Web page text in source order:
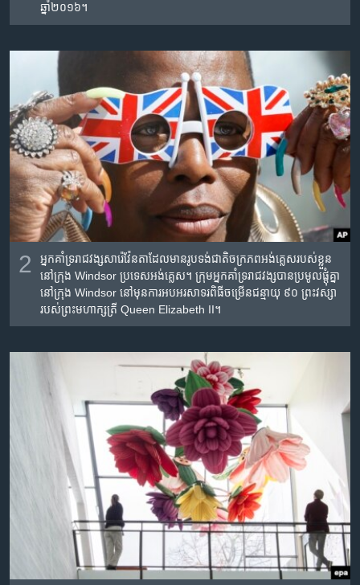
ឆ្នាំ​២០១៦។
2
អ្នកគាំទ្រ​រាជវង្ស​សារ៉េ​វ៉ែនតា​ដែល​មាន​រូបទង់ជាតិ​ចក្រភព​អង់គ្លេស​របស់​ខ្លួន​
នៅ​ក្រុង​ Windsor ប្រទេស​អង់គ្លេស។ ក្រុម​អ្នក​គាំទ្រ​រាជវង្ស​បាន​ប្រមូលផ្តុំគ្នា​
នៅ​ក្រុង Windsor នៅ​មុន​ការ​អបអរសាទរ​ពិធី​ចម្រើន​ជន្មាយុ​ ៩០ ព្រះ​វស្សា​
របស់​ព្រះ​មហាក្សត្រី Queen Elizabeth II។